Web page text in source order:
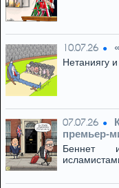
10.07.26
Нетаниягу
07.07.26
премьер-
Беннет